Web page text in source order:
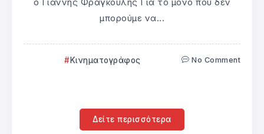
μπορούμε να...
Κινηματογράφος No Comment
Δείτε περισσότερα